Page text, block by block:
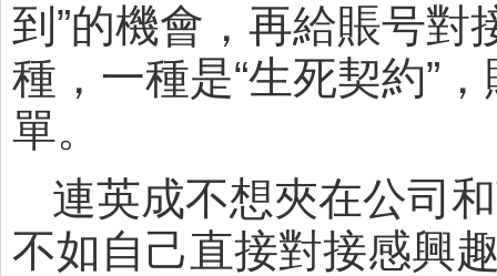
到”的機會，再給賬号
種，一種是“生死契約”
單。
連英成不想夾在公司
不如自己直接對接感興